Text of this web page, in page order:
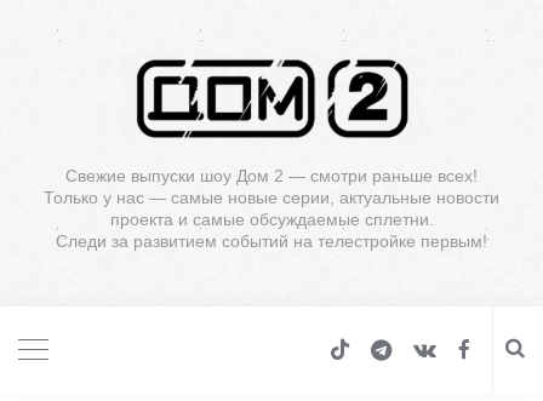
Свежие выпуски шоу Дом 2 — смотри раньше всех!
Только у нас — самые новые серии, актуальные новости
проекта и самые обсуждаемые сплетни.
Следи за развитием событий на телестройке первым!